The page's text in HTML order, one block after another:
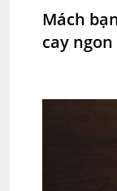
Mách
cay